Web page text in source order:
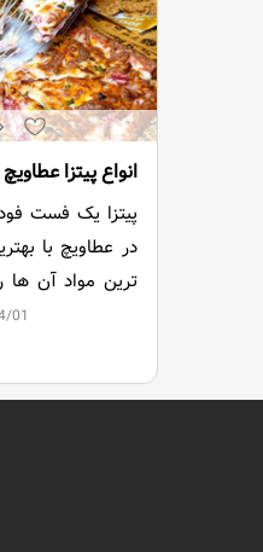
انواع پیتزا عطاویچ
1400/
پیتزا یک فست
در عطاویچ با
ترین مواد آن ها
اختیار مشتریان